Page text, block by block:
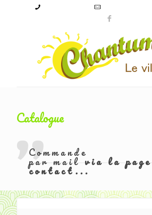
Catalogue
Commande
par mailvia la page
contact...